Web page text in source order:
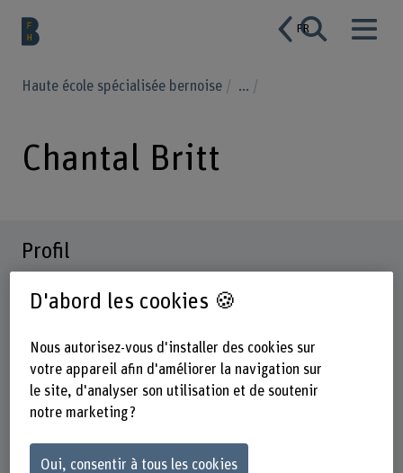
FR
Haute école spécialisée bernoise ...
Chantal Britt
Profil
D'abord les cookies 🍪
Nous autorisez-vous d'installer des cookies sur
votre appareil afin d'améliorer la navigation sur
le site, d'analyser son utilisation et de soutenir
notre marketing ?
Oui, consentir à tous les cookies